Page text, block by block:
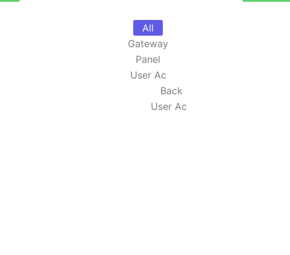
All
Gateway
Panel
User Ac
Back
User Ac